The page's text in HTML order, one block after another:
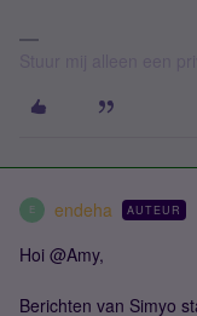
E endeha AUTEUR
Hoi @Amy,
Berichten van Simyo